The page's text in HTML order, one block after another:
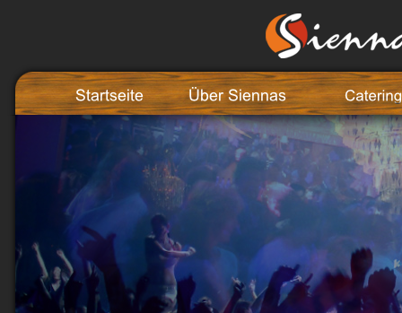
Startseite Über Siennas Catering